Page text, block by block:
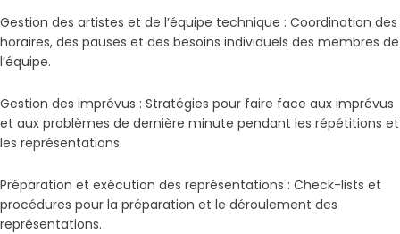
Gestion des artistes et de l’équipe technique : Coordination des
horaires, des pauses et des besoins individuels des membres de
l’équipe.
Gestion des imprévus : Stratégies pour faire face aux imprévus
et aux problèmes de dernière minute pendant les répétitions et
les représentations.
Préparation et exécution des représentations : Check-lists et
procédures pour la préparation et le déroulement des
représentations.